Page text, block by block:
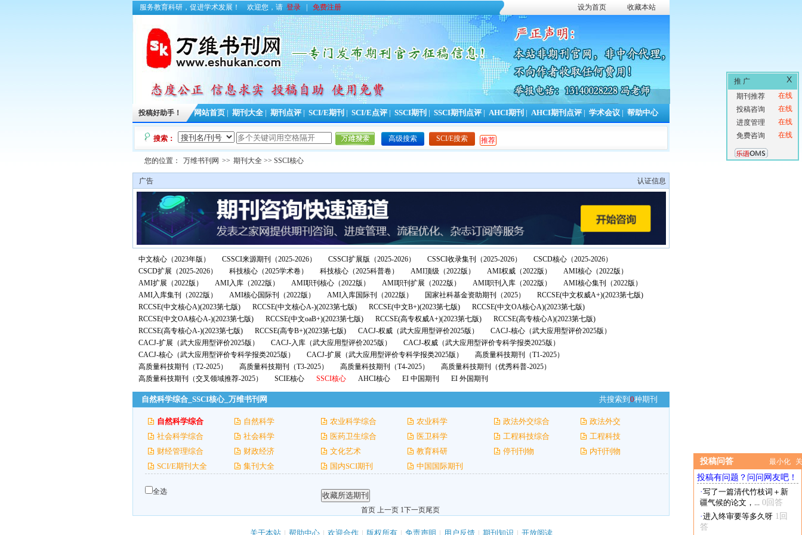
服务教育科研，促进学术发展！ 欢迎您，请 登录 免费注册 设为首页 收藏本站
投稿好助手！ 网站首页 期刊大全 期刊点评 SCI/E期刊 SCI/E点评 SSCI期刊 SSCI期刊点评 AHCI期刊 AHCI期刊点评 学术会议 帮助中心
搜索： 高级搜索 SCI/E搜索 推荐
投稿问答 最小化
投稿有问题？问问网友吧！
·写了一篇清代竹枝词＋新
疆气候的论文，... 0回答
·进入终审要等多久呀 1回
答
您的位置： 万维书刊网 >> 期刊大全 >> SSCI核心
认证信息
广告
中文核心（2023年版） CSSCI来源期刊（2025-2026） CSSCI扩展版（2025-2026） CSSCI收录集刊（2025-2026）
CSCD核心（2025-2026）
CSCD扩展（2025-2026）
科技核心（2025学术卷） 科技核心（2025科普卷） AMI顶级（2022版） AMI权威（2022版）
AMI核心（2022版）
AMI扩展（2022版）
AMI入库（2022版） AMI职刊核心（2022版） AMI职刊扩展（2022版） AMI职刊入库（2022版）
AMI核心集刊（2022版）
AMI入库集刊（2022版）
AMI核心国际刊（2022版） AMI入库国际刊（2022版） 国家社科基金资助期刊（2025）
RCCSE(中文权威A+)(2023第七版)
RCCSE(中文核心A)(2023第七版)
RCCSE(中文核心A-)(2023第七版) RCCSE(中文B+)(2023第七版)
RCCSE(中文OA核心A)(2023第七版)
RCCSE(中文OA核心A-)(2023第七版)
RCCSE(中文oaB+)(2023第七版) RCCSE(高专权威A+)(2023第七版)
RCCSE(高专核心A)(2023第七版)
RCCSE(高专核心A-)(2023第七版)
RCCSE(高专B+)(2023第七版) CACJ-权威（武大应用型评价2025版）
CACJ-核心（武大应用型评价2025版）
CACJ-扩展（武大应用型评价2025版）
CACJ-入库（武大应用型评价2025版）
CACJ-权威（武大应用型评价专科学报类2025版）
CACJ-核心（武大应用型评价专科学报类2025版）
CACJ-扩展（武大应用型评价专科学报类2025版）
高质量科技期刊（T1-2025）
高质量科技期刊（T2-2025）
高质量科技期刊（T3-2025） 高质量科技期刊（T4-2025）
高质量科技期刊（优秀科普-2025）
高质量科技期刊（交叉领域推荐-2025）
SCIE核心 SSCI核心 AHCI核心 EI 中国期刊 EI 外国期刊
自然科学综合_SSCI核心_万维书刊网 共搜索到 0种期刊
自然科学综合 自然科学 农业科学综合 农业科学 政法外交综合
政法外交
社会科学综合
社会科学 医药卫生综合 医卫科学 工程科技综合
工程科技
财经管理综合
财政经济 文化艺术 教育科研 停刊刊物
内刊刊物
SCI/E期刊大全
集刊大全 国内SCI期刊 中国国际期刊
全选
首页 上一页 1下一页尾页
关于本站 | 帮助中心 | 欢迎合作 | 版权所有 | 免责声明 | 用户反馈 | 期刊知识 | 开放阅读
X
推 广
在线
期刊推荐
在线
投稿咨询
在线
进度管理
在线
免费咨询